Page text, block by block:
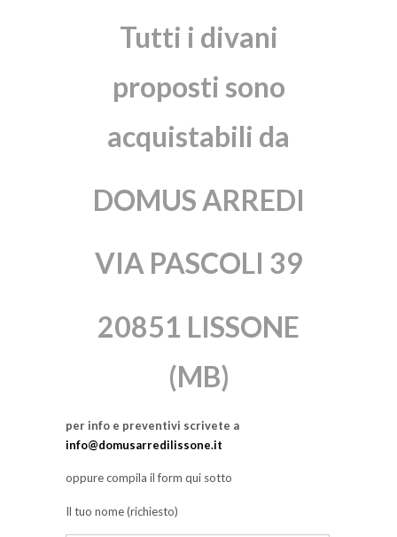
Tutti i divani
proposti sono
acquistabili da
DOMUS ARREDI
VIA PASCOLI 39
20851 LISSONE
(MB)
per info e preventivi scrivete a
info@domusarredilissone.it
oppure compila il form qui sotto
Il tuo nome (richiesto)